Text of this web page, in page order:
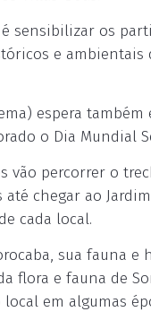
sensibilizar os
e
espera
o Dia Mundial
vão percorrer o
chegar ao
cada local.
sua fauna
flora e fauna de
em algumas